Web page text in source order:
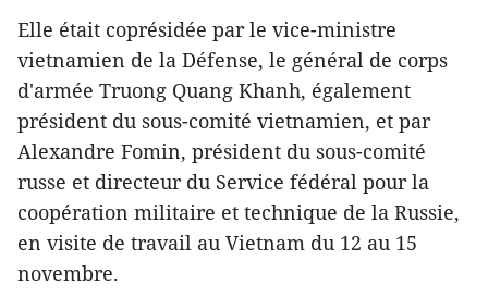
Elle était coprésidée par le vice-ministre
vietnamien de la Défense, le général de corps
d'armée Truong Quang Khanh, également
président du sous-comité vietnamien, et par
Alexandre Fomin, président d​u sous-comité
russe et directeur du Service fédéral pour la
coopération militaire et technique de la Russie,
en visite de travail au Vietnam du 12 au 15
novembre.